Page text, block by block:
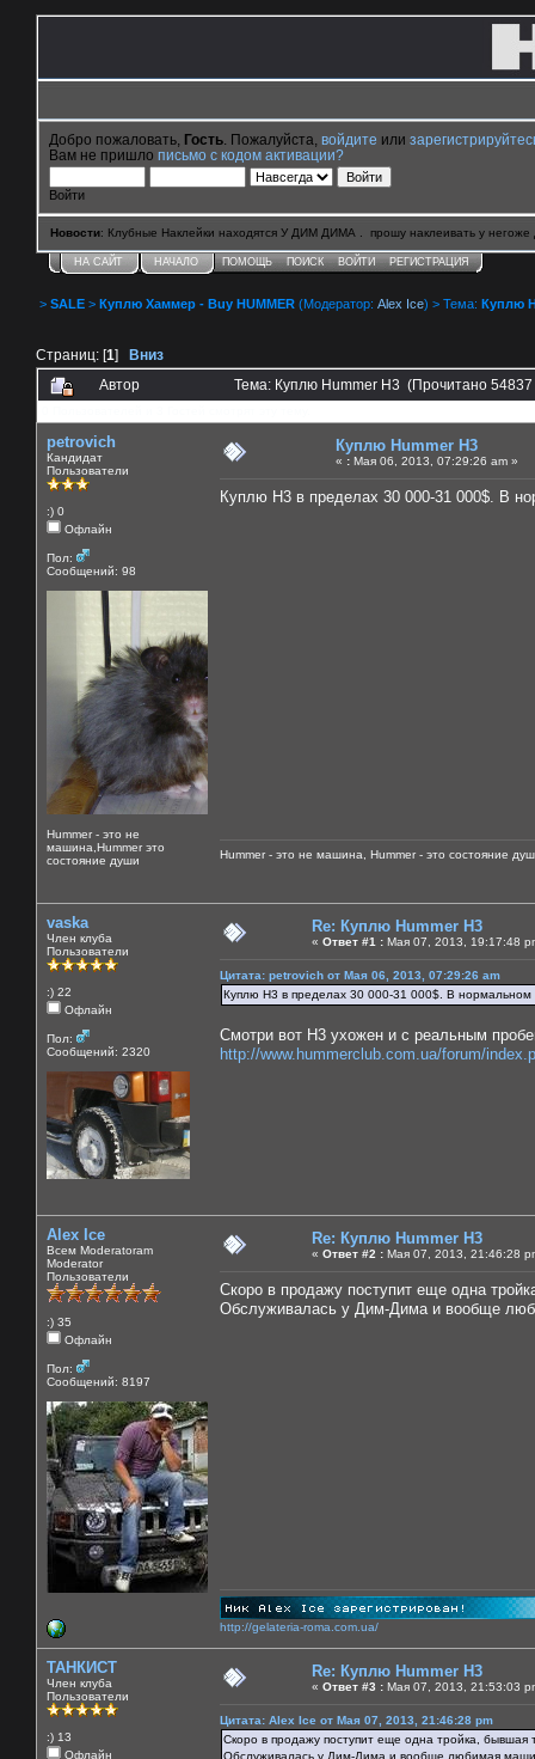
Добро пожаловать, Гость . Пожалуйста, войдите или
Вам не пришло письмо с кодом активации?
Войти
Новости: Клубные Наклейки находятся У ДИМ ДИМА . прошу наклеивать у негоже
НА САЙТ НАЧАЛО ПОМОЩЬ ПОИСК ВОЙТИ РЕГИСТРАЦИЯ
> SALE > Куплю Хаммер - Buy HUMMER (Модератор: Alex Ice) > Тема: Куплю
Страниц: [1] Вниз
Автор
Тема: Куплю Hummer H3 (Прочитано 54837
petrovich
Кандидат
Пользователи
:) 0
Офлайн
Пол:
Сообщений: 98
Hummer - это не
машина,Hummer это
состояние души
Куплю Hummer H3
« : Мая 06, 2013, 07:29:26 am »
Куплю Н3 в пределах 30 000-31 000$. В
Hummer - это не машина, Hummer - это состояние
vaska
Член клуба
Пользователи
:) 22
Офлайн
Пол:
Сообщений: 2320
Re: Куплю Hummer H3
« Ответ #1 : Мая 07, 2013, 19:17:48
Цитата: petrovich от Мая 06, 2013, 07:29:26 am
Куплю Н3 в пределах 30 000-31 000$. В нормальном
Смотри вот Н3 ухожен и с реальным
http://www.hummerclub.com.ua/forum/
Alex Ice
Всем Moderatoram
Moderator
Пользователи
:) 35
Офлайн
Пол:
Сообщений: 8197
Re: Куплю Hummer H3
« Ответ #2 : Мая 07, 2013, 21:46:28
Скоро в продажу поступит еще одна
Обслуживалась у Дим-Дима и вообще
http://gelateria-roma.com.ua/
ТАНКИСТ
Член клуба
Пользователи
:) 13
Офлайн
Re: Куплю Hummer H3
« Ответ #3 : Мая 07, 2013, 21:53:03
Цитата: Alex Ice от Мая 07, 2013, 21:46:28 pm
Скоро в продажу поступит еще одна тройка, бывшая
Обслуживалась у Дим-Дима и вообще любимая